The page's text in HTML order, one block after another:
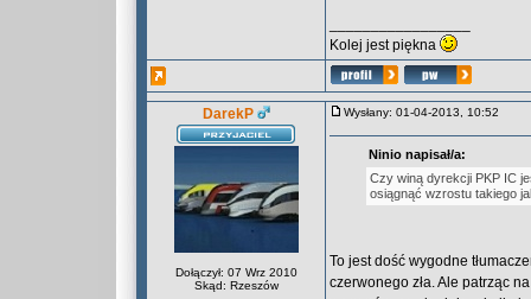
Kolej jest piękna
DarekP
Dołączył: 07 Wrz 2010
Skąd: Rzeszów
Wysłany: 01-04-2013, 10:52
Ninio napisał/a:
Czy winą dyrekcji PKP IC
osiągnąć wzrostu takiego
To jest dość wygodne
czerwonego zła. Ale patrząc